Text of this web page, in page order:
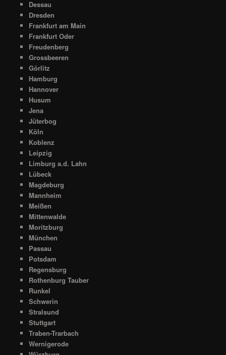
Dessau
Dresden
Frankfurt am Main
Frankfurt Oder
Freudenberg
Grossbeeren
Görlitz
Hamburg
Hannover
Husum
Jena
Jüterbog
Köln
Koblenz
Leipzig
Limburg a.d. Lahn
Lübeck
Magdeburg
Mannheim
Meißen
Mittenwalde
Moritzburg
München
Passau
Potsdam
Regensburg
Rothenburg Tauber
Runkel
Schwerin
Stralsund
Stuttgart
Traben-Trarbach
Wernigerode